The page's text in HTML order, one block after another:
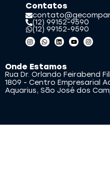
Contatos
(12) 99152-9590
(12) 99152-9590
Onde Estamos
Rua Dr. Orlando Feirabend
1809 - Centro Empresarial
Aquarius, São José dos